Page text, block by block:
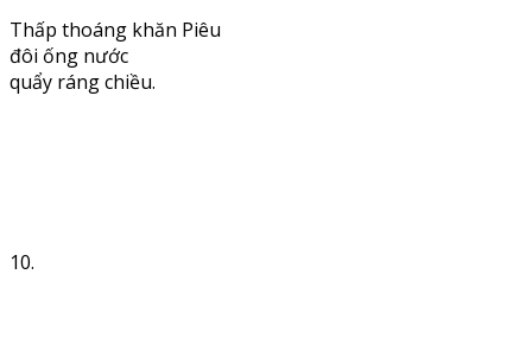
Thấp thoáng khăn Piêu
đôi ống nước
quẩy ráng chiều.
10.